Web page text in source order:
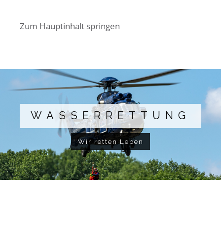
Zum Hauptinhalt springen
WASSERRETTUNG
Wir retten Leben